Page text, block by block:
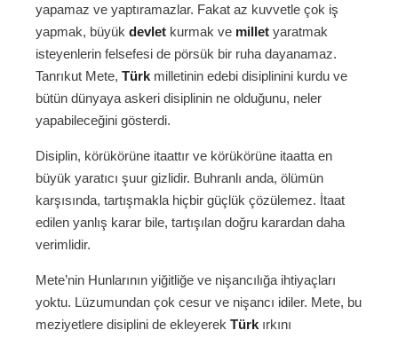
yapamaz ve yaptıramazlar. Fakat az kuvvetle çok iş
yapmak, büyük devlet kurmak ve millet yaratmak
isteyenlerin felsefesi de pörsük bir ruha dayanamaz.
Tanrıkut Mete, Türk milletinin edebi disiplinini kurdu ve
bütün dünyaya askeri disiplinin ne olduğunu, neler
yapabileceğini gösterdi.
Disiplin, körükörüne itaattır ve körükörüne itaatta en
büyük yaratıcı şuur gizlidir. Buhranlı anda, ölümün
karşısında, tartışmakla hiçbir güçlük çözülemez. İtaat
edilen yanlış karar bile, tartışılan doğru karardan daha
verimlidir.
Mete’nin Hunlarının yiğitliğe ve nişancılığa ihtiyaçları
yoktu. Lüzumundan çok cesur ve nişancı idiler. Mete, bu
meziyetlere disiplini de ekleyerek Türk ırkını